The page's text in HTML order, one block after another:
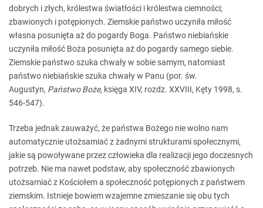
dobrych i złych, królestwa światłości i królestwa ciemności;
zbawionych i potępionych. Ziemskie państwo uczyniła miłość
własna posunięta aż do pogardy Boga. Państwo niebiańskie
uczyniła miłość Boża posunięta aż do pogardy samego siebie.
Ziemskie państwo szuka chwały w sobie samym, natomiast
państwo niebiańskie szuka chwały w Panu (por. św.
Augustyn, Państwo Boże, księga XIV, rozdz. XXVIII, Kęty 1998, s.
546-547).
Trzeba jednak zauważyć, że państwa Bożego nie wolno nam
automatycznie utożsamiać z żadnymi strukturami społecznymi,
jakie są powoływane przez człowieka dla realizacji jego doczesnych
potrzeb. Nie ma nawet podstaw, aby społeczność zbawionych
utożsamiać z Kościołem a społeczność potępionych z państwem
ziemskim. Istnieje bowiem wzajemne zmieszanie się obu tych